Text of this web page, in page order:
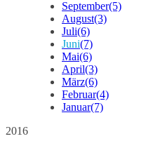
September(5)
August(3)
Juli(6)
Juni(7)
Mai(6)
April(3)
März(6)
Februar(4)
Januar(7)
2016